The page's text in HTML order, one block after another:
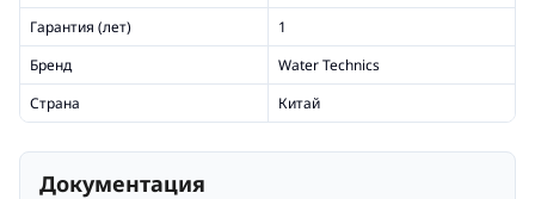
Гарантия (лет)
1
Бренд
Water Technics
Страна
Китай
Документация